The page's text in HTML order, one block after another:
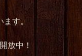
ます。
放中！